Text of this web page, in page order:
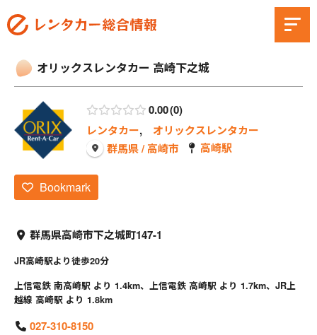
オリックスレンタカー 高崎下之城
0.00 0
レンタカー, オリックスレンタカー
群馬県 / 高崎市
高崎駅
Bookmark
群馬県高崎市下之城町147-1
JR高崎駅より徒歩20分
上信電鉄 南高崎駅 より 1.4km、上信電鉄 高崎駅 より 1.7km、JR上
越線 高崎駅 より 1.8km
027-310-8150